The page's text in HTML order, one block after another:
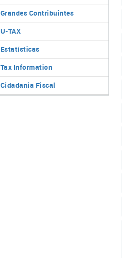
Grandes Contribuintes
U-TAX
Estatísticas
Tax Information
Cidadania Fiscal